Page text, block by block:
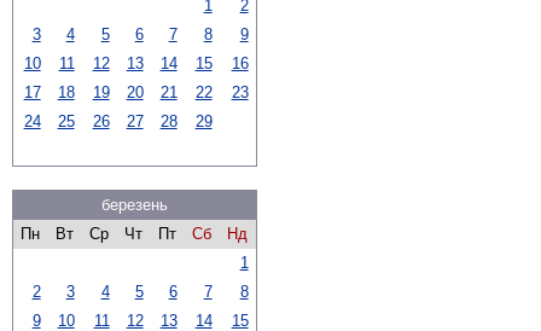
1
2
3
4 5 6 7 8
9
10
11 12 13 14 15
16
17
18 19 20 21 22
23
24
25 26 27 28 29
березень
Пн
Вт Ср Чт Пт Сб
Нд
1
2
3 4 5 6 7
8
9
10 11 12 13 14
15